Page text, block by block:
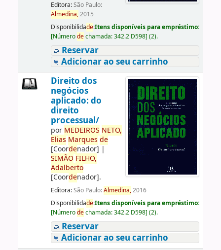
Editora:São Paulo:
Almedina,2015
Disponibilidade:Itens disponíveis para empréstimo:
[Númerodechamada:342.2 D598] (2).
Reservar
Adicionar ao seu carrinho
Direito dos
negócios
aplicado: do
direito
processual/
por MEDEIROS NETO,
Elias Marques de
[Coordenador] |
SIMÃO FILHO,
Adalberto
[Coordenador].
Editora:São Paulo:Almedina,2016
Disponibilidade:Itens disponíveis para empréstimo:
[Númerodechamada:342.2 D598] (2).
Reservar
Adicionar ao seu carrinho